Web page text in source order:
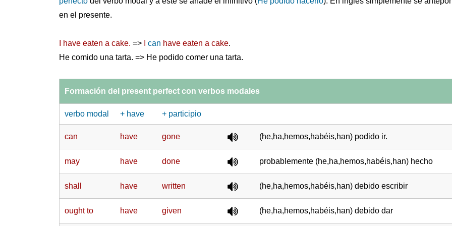
en el presente.
I have eaten a cake. => can have eaten a cake.
He comido una tarta. => He podido comer una tarta.
Formación del present perfect con verbos modales
verbo modal + have + participio
can have gone (he,ha,hemos,habéis,han) podido ir.
may have done probablemente (he,ha,hemos,habéis,han) hecho
shall have written (he,ha,hemos,habéis,han) debido escribir
ought to have given (he,ha,hemos,habéis,han) debido dar